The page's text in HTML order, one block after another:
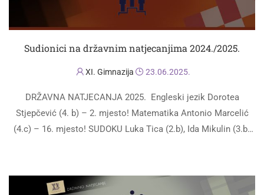
Sudionici na državnim natjecanjima 2024./2025.
XI. Gimnazija 23.06.2025.
DRŽAVNA NATJECANJA 2025. Engleski jezik Dorotea
Stjepčević (4. b) – 2. mjesto! Matematika Antonio Marcelić
(4.c) – 16. mjesto! SUDOKU Luka Tica (2.b), Ida Mikulin (3.b)